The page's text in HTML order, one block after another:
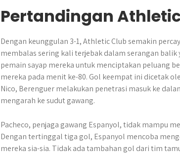
Pertandingan
Dengan keunggulan 3-1, Athletic Club semakin
membalas sering kali terjebak dalam serangan
pemain sayap mereka untuk menciptakan peluang
mereka pada menit ke-80. Gol keempat ini dicetak
Nico, Berenguer melakukan penetrasi masuk ke
mengarah ke sudut gawang.
Pacheco, penjaga gawang Espanyol, tidak mampu
Dengan tertinggal tiga gol, Espanyol mencoba
mereka sia-sia. Tidak ada tambahan gol dari tim